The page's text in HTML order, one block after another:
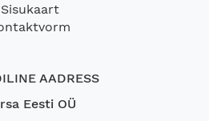
Sisukaart
AADRESS
Eesti OÜ